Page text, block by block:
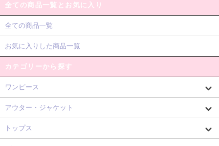
全ての商品一覧とお気に入り
全ての商品一覧
お気に入りした商品一覧
カテゴリーから探す
ワンピース
アウター・ジャケット
トップス